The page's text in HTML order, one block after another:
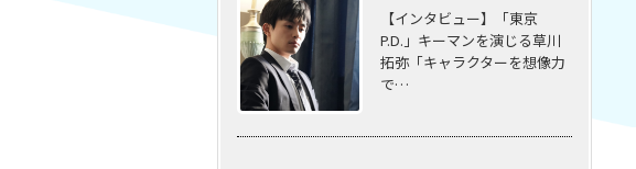
【インタビュー】「東京
P.D.」キーマンを演じる草川
拓弥「キャラクターを想像力
で…